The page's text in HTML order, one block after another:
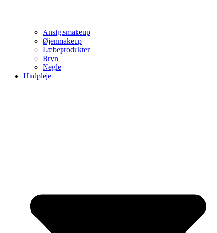
Ansigtsmakeup
Øjenmakeup
Læbeprodukter
Bryn
Negle
Hudpleje